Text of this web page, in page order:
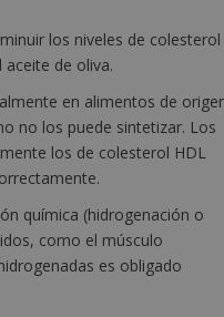
los niveles de colesterol
de oliva.
en alimentos de
no los puede sintetizar. Los
los de colesterol HDL
química (hidrogenación o
como el músculo
es obligado